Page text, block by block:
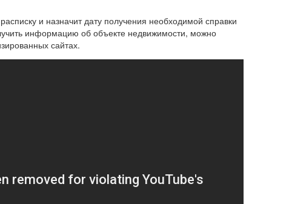
и назначит дату получения необходимой справки
информацию об объекте недвижимости, можно
сайтах.